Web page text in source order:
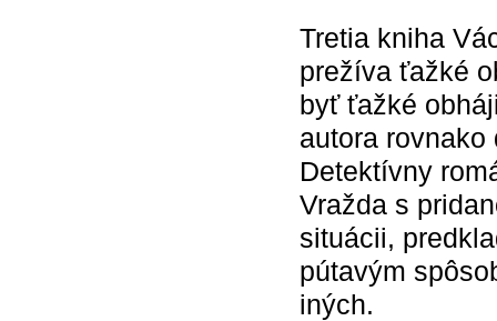
Tretia kniha
prežíva ťažké
byť ťažké
autora rovnako
Detektívny
Vražda s
situácii,
pútavým
iných.